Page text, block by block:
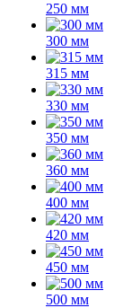
250 мм
300 мм
315 мм
330 мм
350 мм
360 мм
400 мм
420 мм
450 мм
500 мм